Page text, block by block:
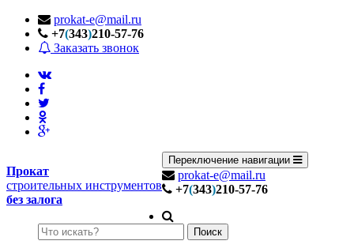
prokat-e@mail.ru
+7(343)210-57-76
Заказать звонок
Прокат
строительных инструментов
без залога
Переключение навигации
prokat-e@mail.ru
+7(343)210-57-76
Поиск